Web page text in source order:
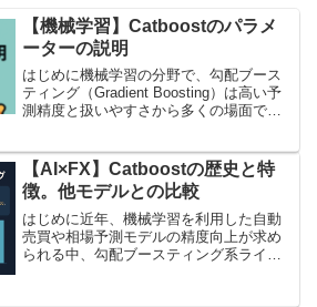
【機械学習】Catboostのパラメ
ーターの説明
はじめに機械学習の分野で、勾配ブース
ティング（Gradient Boosting）は高い予
測精度と扱いやすさから多くの場面で利
点や過学習に強い点が評価され、分類
問...
【AI×FX】Catboostの歴史と特
徴。他モデルとの比較
はじめに近年、機械学習を利用した自動
売買や相場予測モデルの精度向上が求め
られる中、勾配ブースティング系ライブ